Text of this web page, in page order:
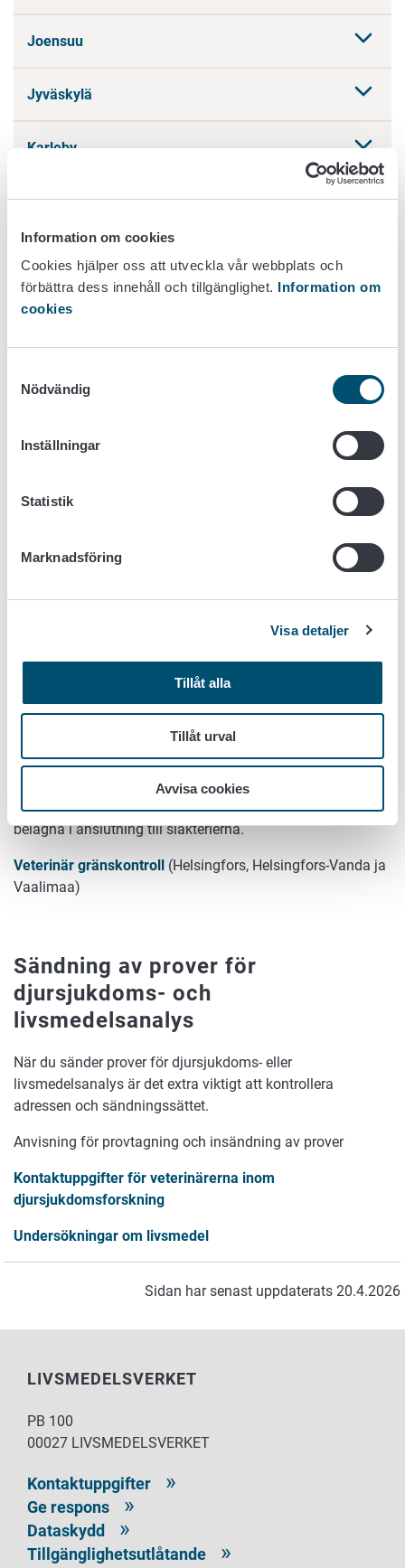
Information om cookies
Cookies hjälper oss att utveckla vår webbplats och
förbättra dess innehåll och tillgänglighet. Information om
cookies
Nödvändig
Inställningar
Statistik
Marknadsföring
Visa detaljer
Tillåt alla
Tillåt urval
Avvisa cookies
Joensuu
Jyväskylä
Karleby
Kemi
Lappträsk
Köttbesiktningspersonalensverksamhetsställen är
belägna i anslutning till slakterierna.
Veterinär gränskontroll (Helsingfors, Helsingfors-Vanda ja
Vaalimaa)
Sändning av prover för
djursjukdoms- och
livsmedelsanalys
När du sänder prover för djursjukdoms- eller
livsmedelsanalys är det extra viktigt att kontrollera
adressen och sändningssättet.
Anvisning för provtagning och insändning av prover
Kontaktuppgifter för veterinärerna inom
djursjukdomsforskning
Undersökningar om livsmedel
Sidan har senast uppdaterats 20.4.2026
LIVSMEDELSVERKET
PB 100
00027 LIVSMEDELSVERKET
Kontaktuppgifter
Ge respons
Dataskydd
Tillgänglighetsutlåtande